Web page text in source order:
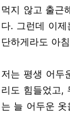
먹지 않고 출근
다. 그런데 이
단하게라도 아
저는 평생 어두
리도 힘들었고,
는 늘 어두운